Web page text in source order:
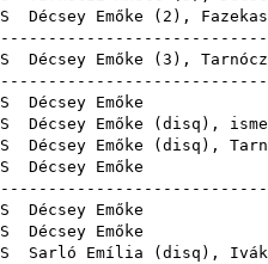
Décsey Emőke ( 2 ),
Décsey Emőke ( 3 ),
Décsey Emőke ( disq ),
Décsey Emőke ( disq ),
Sarló Emília ( disq ),